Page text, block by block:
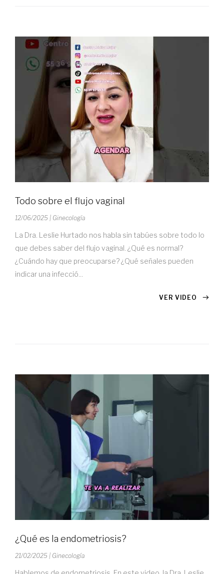
Todo sobre el flujo vaginal
12/06/2025 | Ginecología
La Dra. Leslie Hurtado nos habla sin tabúes sobre todo lo
que debes saber del flujo vaginal. ¿Qué es normal?
¿Cuándo hay que preocuparse? ¿Qué señales pueden
indicar una infecció...
VER VIDEO
¿Qué es la endometriosis?
21/02/2025 | Ginecología